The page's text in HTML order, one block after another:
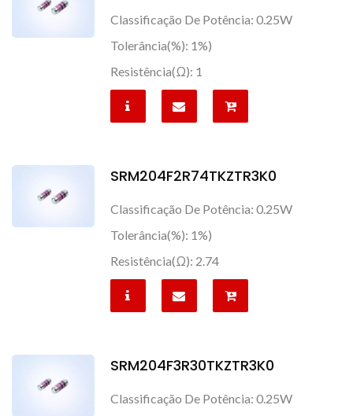
Classificação De Potência: 0.25W
Tolerância(%): 1%)
Resistência(Ω): 1
SRM204F2R74TKZTR3K0
Classificação De Potência: 0.25W
Tolerância(%): 1%)
Resistência(Ω): 2.74
SRM204F3R30TKZTR3K0
Classificação De Potência: 0.25W